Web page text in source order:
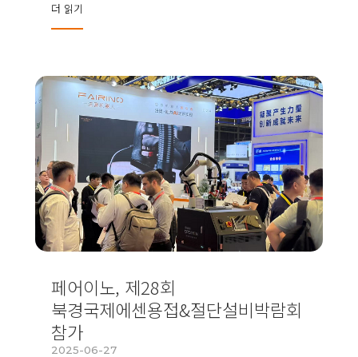
더 읽기
페어이노, 제28회
북경국제에센용접&절단설비박람회
참가
2025-06-27